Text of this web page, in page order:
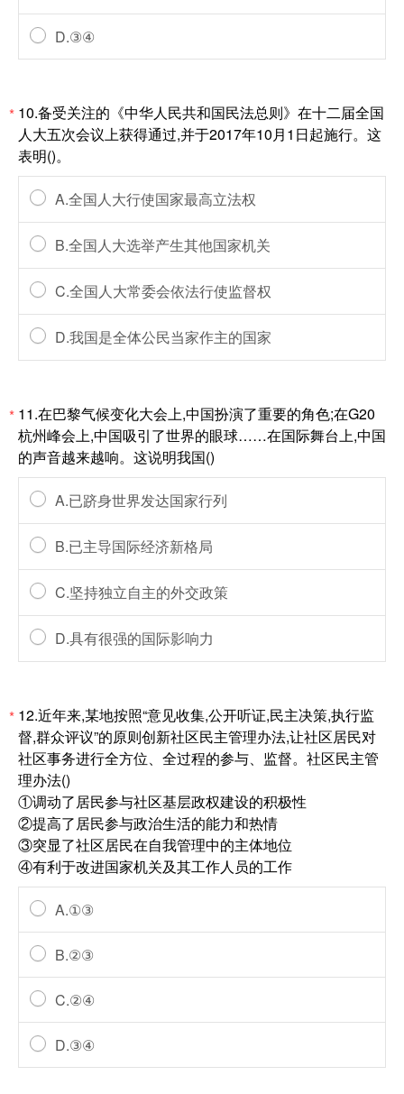
D.③④
* 10.备受关注的《中华人民共和国民法总则》在十二届全国
人大五次会议上获得通过,并于2017年10月1日起施行。这
表明()。
A.全国人大行使国家最高立法权
B.全国人大选举产生其他国家机关
C.全国人大常委会依法行使监督权
D.我国是全体公民当家作主的国家
* 11.在巴黎气候变化大会上,中国扮演了重要的角色;在G20
杭州峰会上,中国吸引了世界的眼球……在国际舞台上,中国
的声音越来越响。这说明我国()
A.已跻身世界发达国家行列
B.已主导国际经济新格局
C.坚持独立自主的外交政策
D.具有很强的国际影响力
* 12.近年来,某地按照“意见收集,公开听证,民主决策,执行监
督,群众评议”的原则创新社区民主管理办法,让社区居民对
社区事务进行全方位、全过程的参与、监督。社区民主管
理办法()
①调动了居民参与社区基层政权建设的积极性
②提高了居民参与政治生活的能力和热情
③突显了社区居民在自我管理中的主体地位
④有利于改进国家机关及其工作人员的工作
A.①③
B.②③
C.②④
D.③④